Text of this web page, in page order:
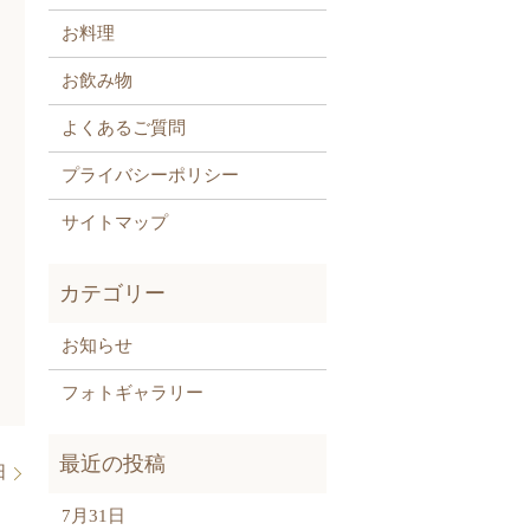
お料理
お飲み物
よくあるご質問
プライバシーポリシー
サイトマップ
お知らせ
フォトギャラリー
7月31日